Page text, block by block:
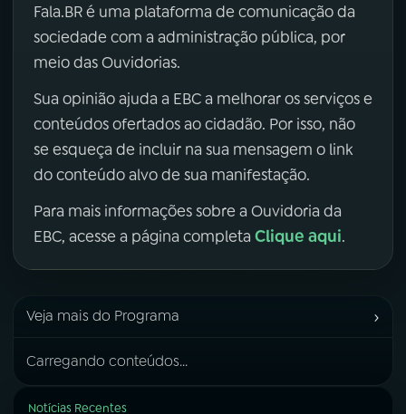
Fala.BR é uma plataforma de comunicação da
sociedade com a administração pública, por
meio das Ouvidorias.
Sua opinião ajuda a EBC a melhorar os serviços e
conteúdos ofertados ao cidadão. Por isso, não
se esqueça de incluir na sua mensagem o link
do conteúdo alvo de sua manifestação.
Para mais informações sobre a Ouvidoria da
EBC, acesse a página completa Clique aqui.
Veja mais do Programa ›
Carregando conteúdos...
Notícias Recentes